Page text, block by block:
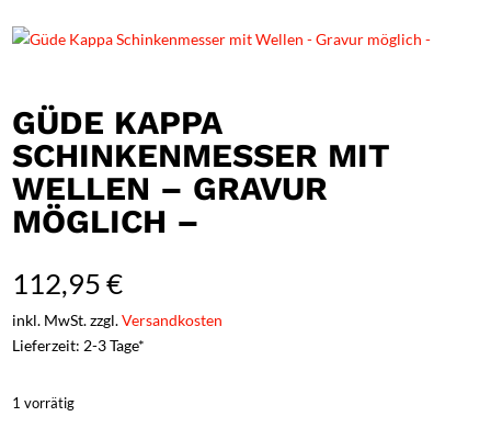
GÜDE KAPPA
SCHINKENMESSER MIT
WELLEN – GRAVUR
MÖGLICH –
112,95€
inkl. MwSt. zzgl.Versandkosten
Lieferzeit: 2-3 Tage*
1 vorrätig